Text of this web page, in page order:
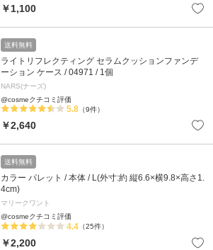
￥1,100
送料無料
ライトリフレクティング セラムクッションファンデ
ーション ケース / 04971 / 1個
NARS(ナーズ)
@cosmeクチコミ評価
5.8 （9件）
￥2,640
送料無料
カラー パレット / 本体 / L(外寸:約 縦6.6×横9.8×高さ1.
4cm)
マリークワント
@cosmeクチコミ評価
4.4 （25件）
￥2,200